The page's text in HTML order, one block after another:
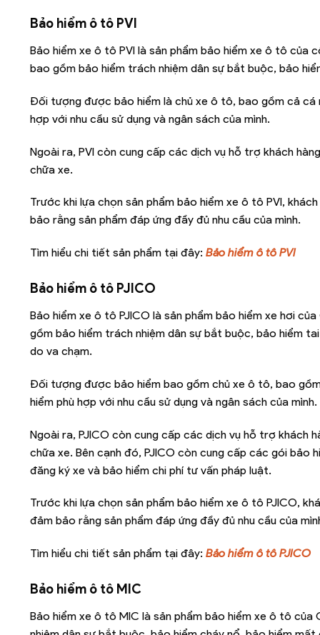
Bảo hiểm ô tô PVI
Bảo hiểm xe ô tô PVI là sản phẩm bảo hiểm xe ô tô của
bao gồm bảo hiểm trách nhiệm dân sự bắt buộc, bảo
Đối tượng được bảo hiểm là chủ xe ô tô, bao gồm cả cá
hợp với nhu cầu sử dụng và ngân sách của mình.
Ngoài ra, PVI còn cung cấp các dịch vụ hỗ trợ khách
chữa xe.
Trước khi lựa chọn sản phẩm bảo hiểm xe ô tô PVI,
bảo rằng sản phẩm đáp ứng đầy đủ nhu cầu của mình.
Tìm hiểu chi tiết sản phẩm tại đây: Bảo hiểm ô tô PVI
Bảo hiểm ô tô PJICO
Bảo hiểm xe ô tô PJICO là sản phẩm bảo hiểm xe hơi
gồm bảo hiểm trách nhiệm dân sự bắt buộc, bảo hiểm
do va chạm.
Đối tượng được bảo hiểm bao gồm chủ xe ô tô, bao
hiểm phù hợp với nhu cầu sử dụng và ngân sách của mình.
Ngoài ra, PJICO còn cung cấp các dịch vụ hỗ trợ
chữa xe. Bên cạnh đó, PJICO còn cung cấp các gói bảo
đăng ký xe và bảo hiểm chi phí tư vấn pháp luật.
Trước khi lựa chọn sản phẩm bảo hiểm xe ô tô PJICO,
đảm bảo rằng sản phẩm đáp ứng đầy đủ nhu cầu của
Tìm hiểu chi tiết sản phẩm tại đây: Bảo hiểm ô tô PJICO
Bảo hiểm ô tô MIC
Bảo hiểm xe ô tô MIC là sản phẩm bảo hiểm xe ô tô